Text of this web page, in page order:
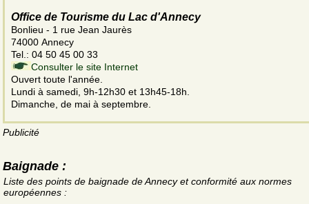
Office de Tourisme du Lac d'Annecy
Bonlieu - 1 rue Jean Jaurès
74000 Annecy
Tel.: 04 50 45 00 33
Consulter le site Internet
Ouvert toute l'année.
Lundi à samedi, 9h-12h30 et 13h45-18h.
Dimanche, de mai à septembre.
Publicité
Baignade :
Liste des points de baignade de Annecy et conformité aux normes
européennes :